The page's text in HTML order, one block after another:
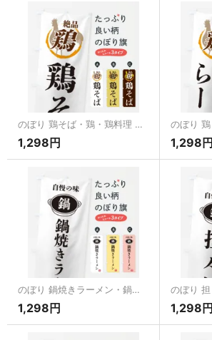
のぼり 鶏そば・鶏・鶏料理 のぼり旗
1,298円 1,298円
のぼり 鍋焼きラーメン・鍋・自慢の味 のぼり旗
1,298円 1,298円